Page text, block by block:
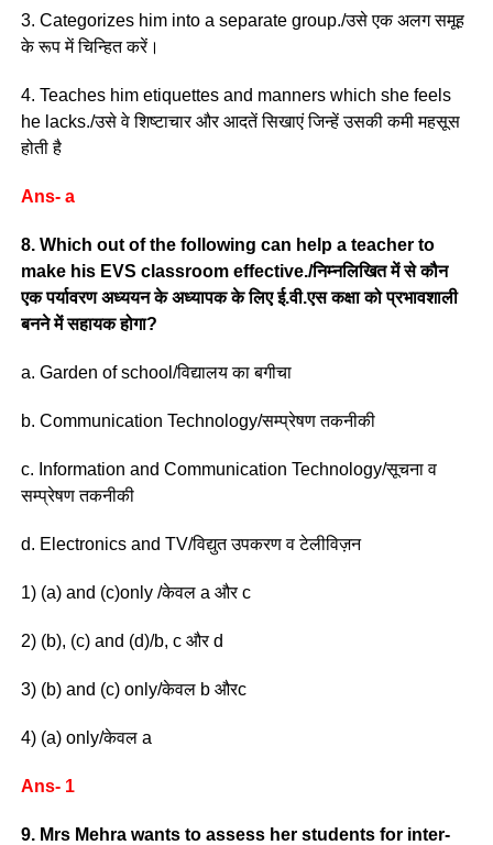
3. Categorizes him into a separate group./उसे एक अलग समूह
के रूप में चिन्हित करें।
4. Teaches him etiquettes and manners which she feels
he lacks./उसे वे शिष्टाचार और आदतें सिखाएं जिन्हें उसकी कमी महसूस
होती है
Ans- a
8. Which out of the following can help a teacher to
make his EVS classroom effective./निम्नलिखित में से कौन
एक पर्यावरण अध्ययन के अध्यापक के लिए ई.वी.एस कक्षा को प्रभावशाली
बनने में सहायक होगा?
a. Garden of school/विद्यालय का बगीचा
b. Communication Technology/सम्प्रेषण तकनीकी
c. Information and Communication Technology/सूचना व
सम्प्रेषण तकनीकी
d. Electronics and TV/विद्युत उपकरण व टेलीविज़न
1) (a) and (c)only /केवल a और c
2) (b), (c) and (d)/b, c और d
3) (b) and (c) only/केवल b औरc
4) (a) only/केवल a
Ans- 1
9. Mrs Mehra wants to assess her students for inter-